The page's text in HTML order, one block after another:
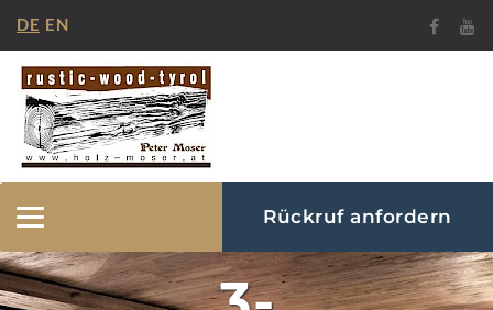
DE EN
Navigation
ein-/ausblenden
Rückruf anfordern